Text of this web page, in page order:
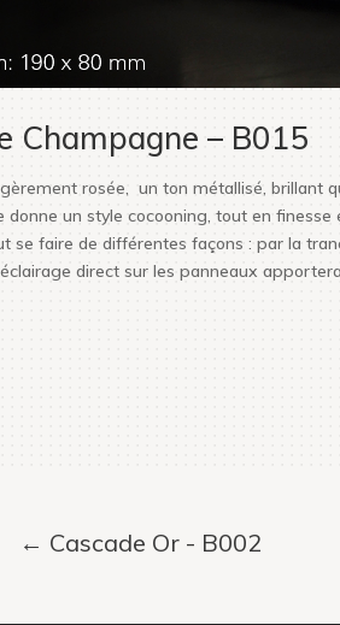
Champagne – B015
rosée, un ton métallisé, brillant
donne un style cocooning, tout en finesse
se faire de différentes façons : par la
direct sur les panneaux
← Cascade Or - B002